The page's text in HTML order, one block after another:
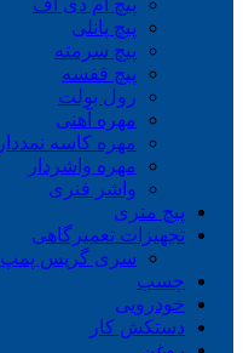
پیچ پانلی
پیچ سرمته
پیچ قفسه
رول بولت
مهره آهنی
مهره کاسه نمددار
مهره واشردار
واشر فنری
پیچ متری
تجهیزات تعمیرگاهی
سری گریس پمپ
چسب
خودرویی
دستکش کار